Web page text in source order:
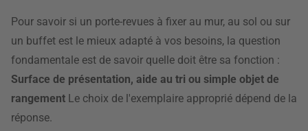
Pour savoir si un porte-revues à fixer au mur, au sol ou sur
un buffet est le mieux adapté à vos besoins, la question
fondamentale est de savoir quelle doit être sa fonction :
Surface de présentation, aide au tri ou simple objet de
rangement Le choix de l'exemplaire approprié dépend de la
réponse.